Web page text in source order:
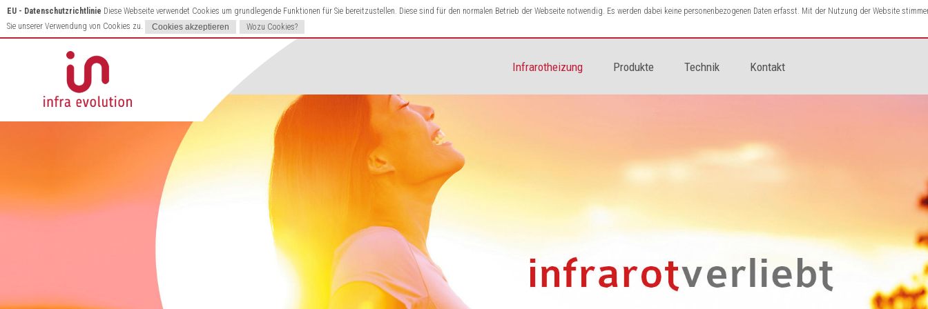
EU - Datenschutzrichtlinie Diese Webseite verwendet Cookies um grundlegende Funktionen für Sie bereitzustellen. Diese sind für den normalen Betrieb der Webseite notwendig. Es werden dabei keine personenbezogenen Daten erfasst. Mit der Nutzung der Website
Sie unserer Verwendung von Cookies zu.
Wozu Cookies?
Infrarotheizung Produkte Technik Kontakt